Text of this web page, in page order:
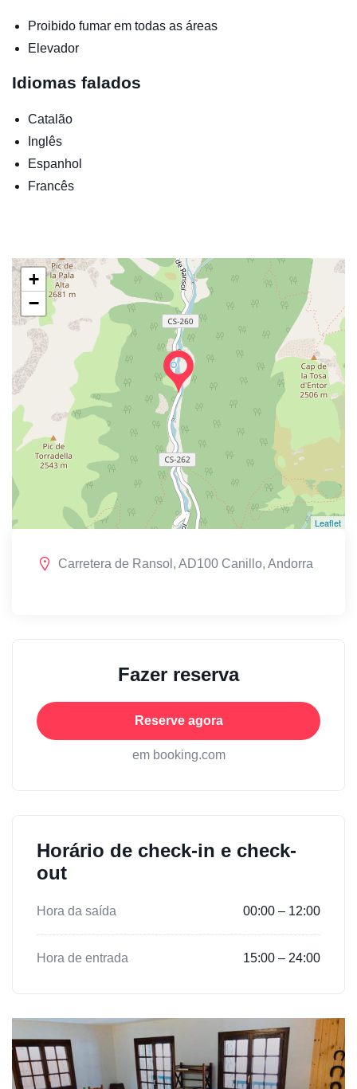
Proibido fumar em todas as áreas
Elevador
Idiomas falados
Catalão
Inglês
Espanhol
Francês
+
−
Leaflet
Carretera de Ransol, AD100 Canillo, Andorra
Fazer reserva
Reserve agora
em booking.com
Horário de check-in e check-
out
Hora da saída 00:00 – 12:00
Hora de entrada 15:00 – 24:00